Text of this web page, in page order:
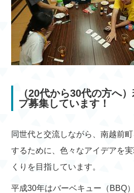
（20代から30代の方へ
プ募集しています！
同世代と交流しながら、南越前
するために、色々なアイデアを
くりを目指しています。
平成30年はバーベキュー（BBQ